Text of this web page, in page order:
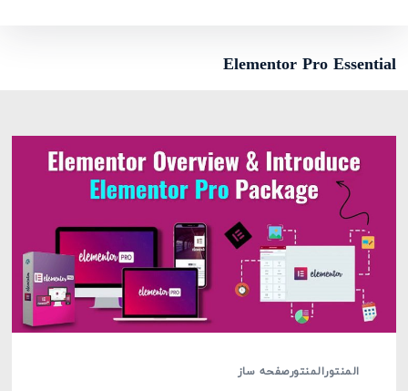
Elementor Pro Essential
المنتورالمنتورصفحه ساز